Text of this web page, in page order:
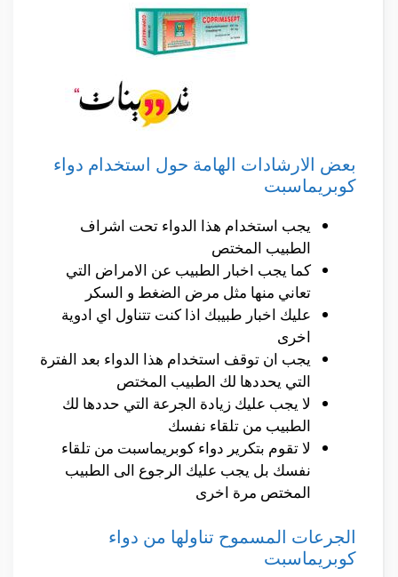
بعض الارشادات الهامة حول استخدام دواء
كوبريماسبت
يجب استخدام هذا الدواء تحت اشراف
الطبيب المختص
كما يجب اخبار الطبيب عن الامراض التي
تعاني منها مثل مرض الضغط و السكر
عليك اخبار طبيبك اذا كنت تتناول اي ادوية
اخرى
يجب ان توقف استخدام هذا الدواء بعد الفترة
التي يحددها لك الطبيب المختص
لا يجب عليك زيادة الجرعة التي حددها لك
الطبيب من تلقاء نفسك
لا تقوم بتكرير دواء كوبريماسبت من تلقاء
نفسك بل يجب عليك الرجوع الى الطبيب
المختص مرة اخرى
الجرعات المسموح تناولها من دواء
كوبريماسبت